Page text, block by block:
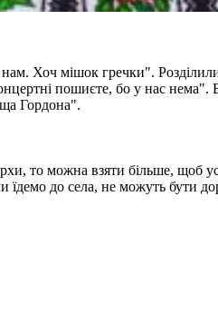
Хоч мішок гречки". Розділили
пошиєте, бо у нас
Гордона".
то можна взяти більше,
до села, не можуть бути